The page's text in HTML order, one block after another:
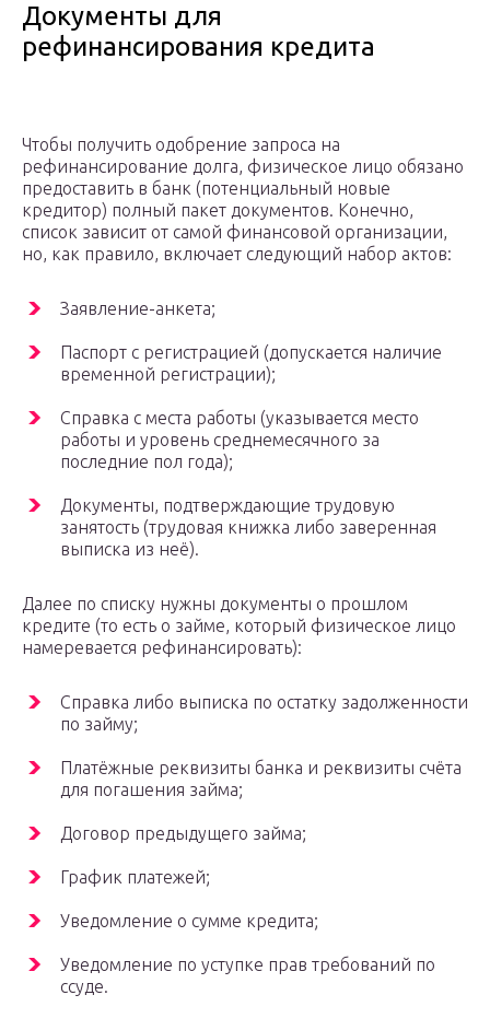
Документы для
рефинансирования кредита
Чтобы получить одобрение запроса на
рефинансирование долга, физическое лицо обязано
предоставить в банк (потенциальный новые
кредитор) полный пакет документов. Конечно,
список зависит от самой финансовой организации,
но, как правило, включает следующий набор актов:
Заявление-анкета;
Паспорт с регистрацией (допускается наличие
временной регистрации);
Справка с места работы (указывается место
работы и уровень среднемесячного за
последние пол года);
Документы, подтверждающие трудовую
занятость (трудовая книжка либо заверенная
выписка из неё).
Далее по списку нужны документы о прошлом
кредите (то есть о займе, который физическое лицо
намеревается рефинансировать):
Справка либо выписка по остатку задолженности
по займу;
Платёжные реквизиты банка и реквизиты счёта
для погашения займа;
Договор предыдущего займа;
График платежей;
Уведомление о сумме кредита;
Уведомление по уступке прав требований по
ссуде.